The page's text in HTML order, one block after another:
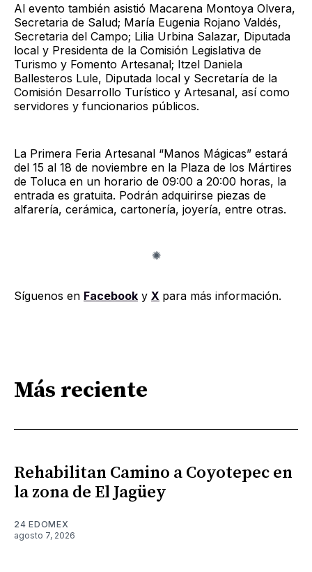
Al evento también asistió Macarena Montoya Olvera,
Secretaria de Salud; María Eugenia Rojano Valdés,
Secretaria del Campo; Lilia Urbina Salazar, Diputada
local y Presidenta de la Comisión Legislativa de
Turismo y Fomento Artesanal; Itzel Daniela
Ballesteros Lule, Diputada local y Secretaría de la
Comisión Desarrollo Turístico y Artesanal, así como
servidores y funcionarios públicos.
La Primera Feria Artesanal “Manos Mágicas” estará
del 15 al 18 de noviembre en la Plaza de los Mártires
de Toluca en un horario de 09:00 a 20:00 horas, la
entrada es gratuita. Podrán adquirirse piezas de
alfarería, cerámica, cartonería, joyería, entre otras.
Síguenos en Facebook y X para más información.
Más reciente
Rehabilitan Camino a Coyotepec en
la zona de El Jagüey
24 EDOMEX
agosto 7, 2026